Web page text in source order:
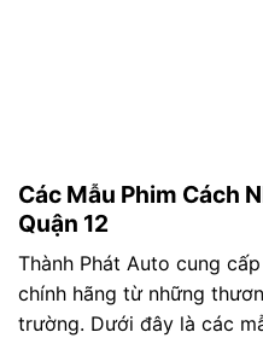
Các Mẫu Phim Cách
Quận 12
Thành Phát Auto cung
chính hãng từ những
trường. Dưới đây là các